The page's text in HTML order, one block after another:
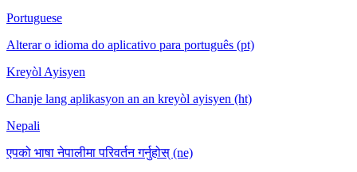
Portuguese
Alterar o idioma do aplicativo para português (pt)
Kreyòl Ayisyen
Chanje lang aplikasyon an an kreyòl ayisyen (ht)
Nepali
एपको भाषा नेपालीमा परिवर्तन गर्नुहोस् (ne)